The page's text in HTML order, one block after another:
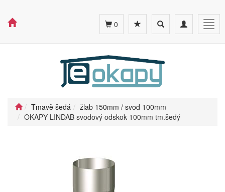
Toggle
navigation
Toggle
search
0
Tmavě šedá
žlab 150mm / svod 100mm
OKAPY LINDAB svodový odskok 100mm tm.šedý